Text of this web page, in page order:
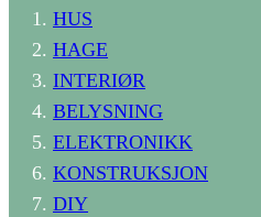
HUS
HAGE
INTERIØR
BELYSNING
ELEKTRONIKK
KONSTRUKSJON
DIY